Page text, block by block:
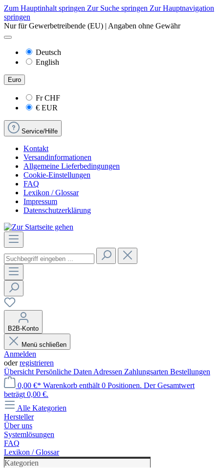
Zum Hauptinhalt springen Zur Suche springen Zur Hauptnavigation
springen
Nur für Gewerbetreibende (EU) | Angaben ohne Gewähr
Deutsch
English
Euro
FrCHF
€ EUR
Service/Hilfe
Kontakt
Versandinformationen
Allgemeine Lieferbedingungen
Cookie-Einstellungen
FAQ
Lexikon / Glossar
Impressum
Datenschutzerklärung
B2B-Konto
Menü schließen
Anmelden
oderregistrieren
Übersicht Persönliche Daten Adressen Zahlungsarten Bestellungen
0,00 €* Warenkorb enthält 0 Positionen. Der Gesamtwert
beträgt 0,00 €.
Alle Kategorien
Hersteller
Über uns
Systemlösungen
FAQ
Lexikon / Glossar
Kategorien